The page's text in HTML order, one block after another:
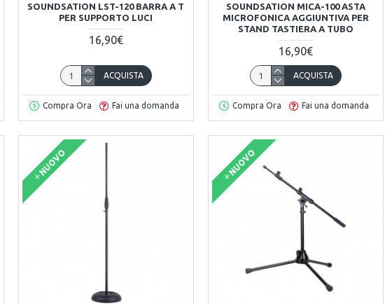
SOUNDSATION LST-120 BARRA A T
PER SUPPORTO LUCI
16,90€
ACQUISTA
Compra Ora Fai una domanda
SOUNDSATION MICA-100 ASTA
MICROFONICA AGGIUNTIVA PER
STAND TASTIERA A TUBO
16,90€
ACQUISTA
Compra Ora Fai una domanda
NUOVO NUOVO